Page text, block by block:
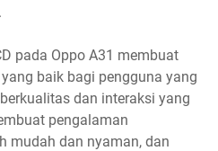
pada Oppo A31 membuat
baik bagi pengguna yang
dan interaksi yang
pengalaman
mudah dan nyaman, dan